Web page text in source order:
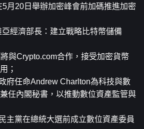
5月20日舉辦加密峰會前加碼推進加密
經濟部長：建立戰略比特幣儲備
與Crypto.com合作，接受加密貨幣
；
府任命Andrew Charlton為科技與數
任內閣秘書，以推動數位資產監管與
主黨在總統大選前成立數位資產委員